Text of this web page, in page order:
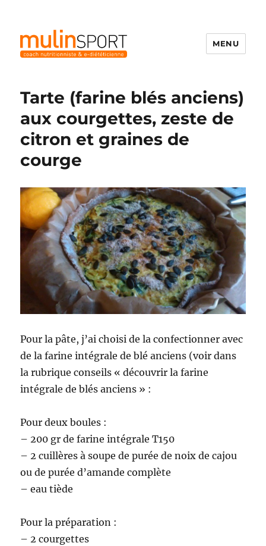
MENU
Tarte (farine blés anciens)
aux courgettes, zeste de
citron et graines de
courge
Pour la pâte, j’ai choisi de la confectionner avec
de la farine intégrale de blé anciens (voir dans
la rubrique conseils « découvrir la farine
intégrale de blés anciens » :
Pour deux boules :
– 200 gr de farine intégrale T150
– 2 cuillères à soupe de purée de noix de cajou
ou de purée d’amande complète
– eau tiède
Pour la préparation :
– 2 courgettes